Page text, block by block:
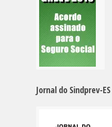
Jornal do Sindprev-ES